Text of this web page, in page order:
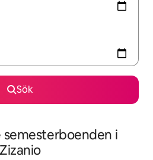
Sök
semesterboenden i
Zizanio